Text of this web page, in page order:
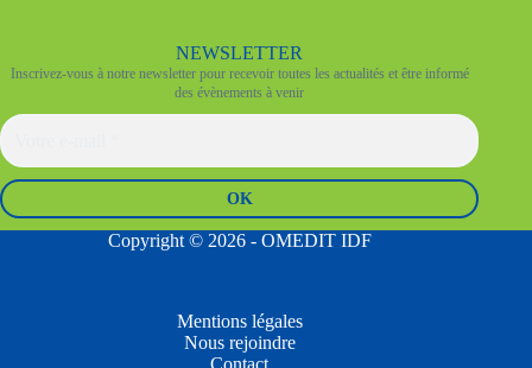
NEWSLETTER
Inscrivez-vous à notre newsletter pour recevoir toutes les actualités et être informé
des évènements à venir
Copyright © 2026 - OMEDIT IDF
Mentions légales
Nous rejoindre